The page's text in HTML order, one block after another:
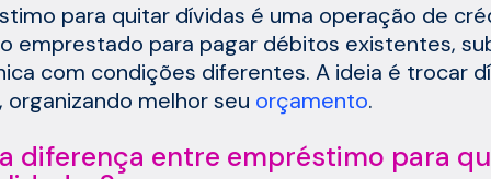
para quitar dívidas é uma operação de
emprestado para pagar débitos existentes,
com condições diferentes. A ideia é trocar
organizando melhor seu orçamento.
diferença entre empréstimo para